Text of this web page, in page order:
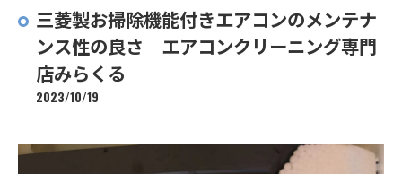
三菱製お掃除機能付きエアコンのメンテナ
ンス性の良さ｜エアコンクリーニング専門
店みらくる
2023/10/19